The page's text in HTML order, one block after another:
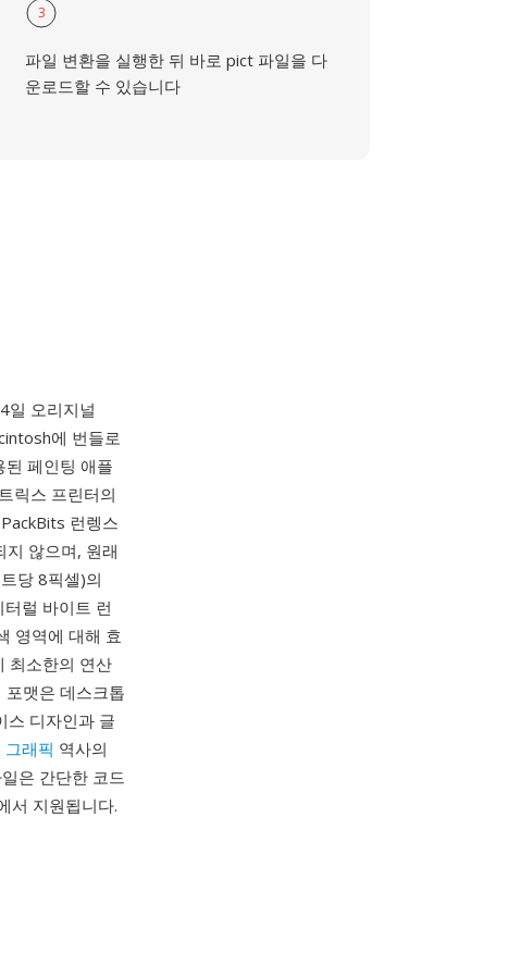
3
파일 변환을 실행한 뒤 바로 pict 파일을 다
운로드할 수 있습니다
일 오리지널
에 번들로
페인팅 애플
릭스 프린터의
런렝스
않으며, 원래
당 8픽셀)의
럴 바이트 런
영역에 대해 효
최소한의 연산
맷은 데스크톱
스 디자인과 글
그래픽 역사의
은 간단한 코드
서 지원됩니다.